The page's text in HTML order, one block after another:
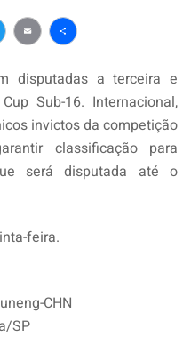
EmailShare
disputadas a terceira e
Sub-16. Internacional,
invictos da competição
classificação para
será disputada até o
feira.
CHN
SP